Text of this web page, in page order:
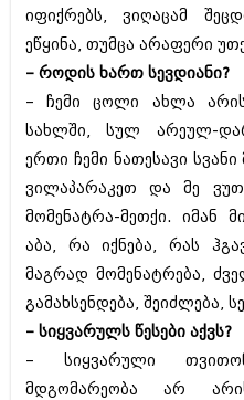
იანვარი 2014 (297)
დეკემბერი 2013
ნოემბერი 2013 (279)
ოქტომბერი 2013 (256)
სექტემბერი 2013
აგვისტო 2013 (89)
ივნისი 2013 (212)
მაისი 2013 (259)
აპრილი 2013 (304)
მარტი 2013 (352)
თებერვალი 2013
იანვარი 2013 (334)
დეკემბერი 2012 (98)
ნოემბერი 2012 (295)
ოქტომბერი 2012 (350)
სექტემბერი 2012
აგვისტო 2012 (268)
იფიქრებს, ვიღაცამ
ეწყინა, თუმცა არაფერი
– როდის ხართ სევდიანი?
– ჩემი ცოლი ახლა
სახლში, სულ არეულ-
ერთი ჩემი ნათესავი
ვილაპარაკეთ და მე
მომენატრა-მეთქი. იმან
აბა, რა იქნება, რას
მაგრად მომენატრება,
გამახსენდება, შეიძლება,
– სიყვარულს წესები აქვს?
– სიყვარული
მდგომარეობა არ